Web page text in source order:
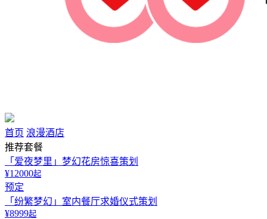
首页 浪漫酒店
推荐套餐
「爱夜梦里」梦幻花房惊喜策划
¥12000起
预定
「纷繁梦幻」室内餐厅求婚仪式策划
¥8999起